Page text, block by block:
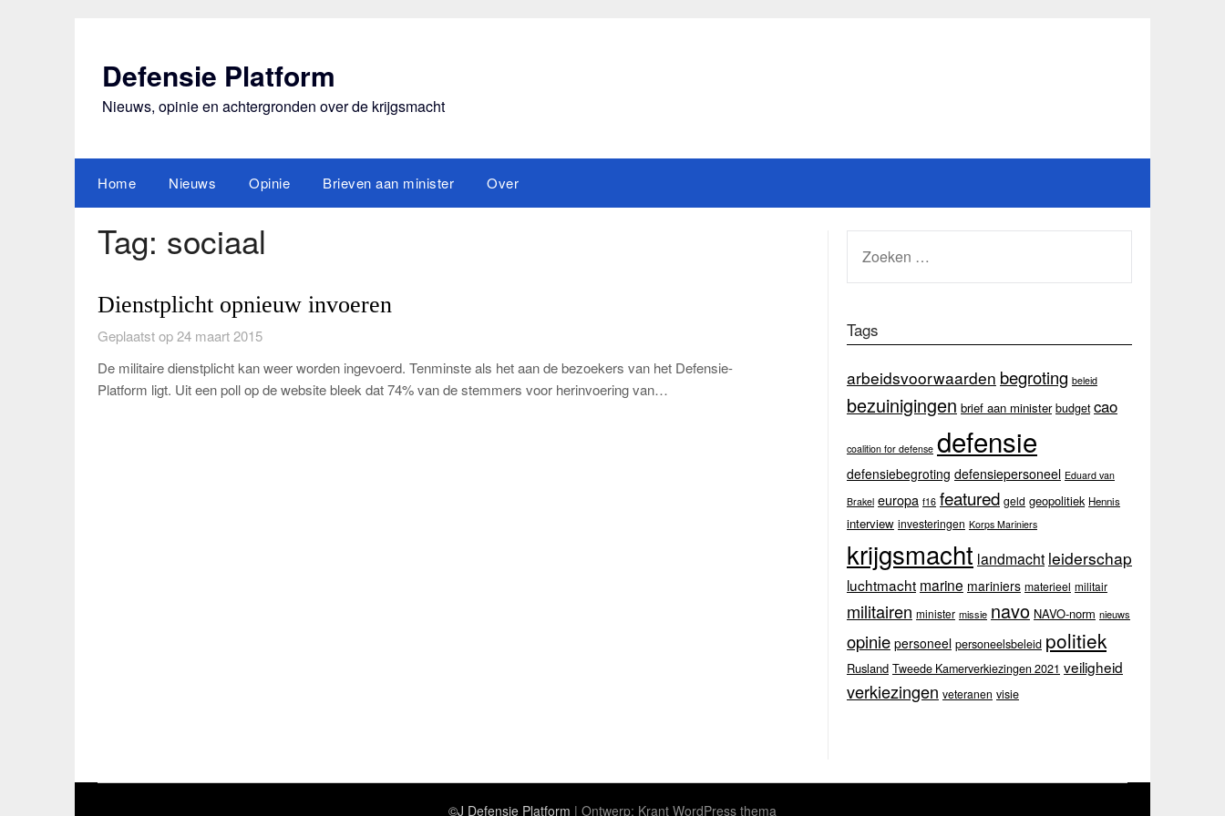
Defensie Platform
Nieuws, opinie en achtergronden over de krijgsmacht
Home Nieuws Opinie Brieven aan minister Over
Tag: sociaal
Dienstplicht opnieuw invoeren
Geplaatst op 24 maart 2015
De militaire dienstplicht kan weer worden ingevoerd. Tenminste als het aan de bezoekers van het Defensie-
Platform ligt. Uit een poll op de website bleek dat 74% van de stemmers voor herinvoering van…
NAAR:
Tags
arbeidsvoorwaarden begroting beleid
bezuinigingen brief aan minister budget cao
coalition for defense defensie
defensiebegroting defensiepersoneel Eduard van
Brakel europa f16 featured geld geopolitiek Hennis
interview investeringen Korps Mariniers
krijgsmacht landmacht leiderschap
luchtmacht marine mariniers materieel militair
militairen minister missie navo NAVO-norm nieuws
opinie personeel personeelsbeleid politiek
Rusland Tweede Kamerverkiezingen 2021 veiligheid
verkiezingen veteranen visie
©J Defensie Platform | Ontwerp: Krant WordPress thema